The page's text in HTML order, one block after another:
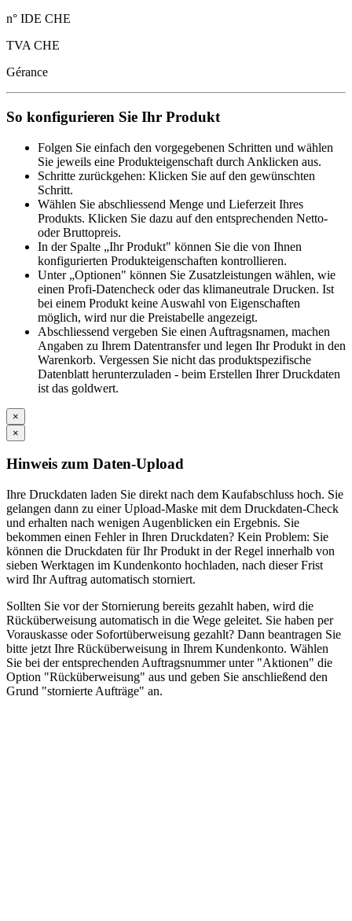
n° IDE CHE
TVA CHE
Gérance
So konfigurieren Sie Ihr Produkt
Folgen Sie einfach den vorgegebenen Schritten und wählen
Sie jeweils eine Produkteigenschaft durch Anklicken aus.
Schritte zurückgehen: Klicken Sie auf den gewünschten
Schritt.
Wählen Sie abschliessend Menge und Lieferzeit Ihres
Produkts. Klicken Sie dazu auf den entsprechenden Netto-
oder Bruttopreis.
In der Spalte „Ihr Produkt" können Sie die von Ihnen
konfigurierten Produkteigenschaften kontrollieren.
Unter „Optionen" können Sie Zusatzleistungen wählen, wie
einen Profi-Datencheck oder das klimaneutrale Drucken. Ist
bei einem Produkt keine Auswahl von Eigenschaften
möglich, wird nur die Preistabelle angezeigt.
Abschliessend vergeben Sie einen Auftragsnamen, machen
Angaben zu Ihrem Datentransfer und legen Ihr Produkt in den
Warenkorb. Vergessen Sie nicht das produktspezifische
Datenblatt herunterzuladen - beim Erstellen Ihrer Druckdaten
ist das goldwert.
×
×
Hinweis zum Daten-Upload
Ihre Druckdaten laden Sie direkt nach dem Kaufabschluss hoch. Sie
gelangen dann zu einer Upload-Maske mit dem Druckdaten-Check
und erhalten nach wenigen Augenblicken ein Ergebnis. Sie
bekommen einen Fehler in Ihren Druckdaten? Kein Problem: Sie
können die Druckdaten für Ihr Produkt in der Regel innerhalb von
sieben Werktagen im Kundenkonto hochladen, nach dieser Frist
wird Ihr Auftrag automatisch storniert.
Sollten Sie vor der Stornierung bereits gezahlt haben, wird die
Rücküberweisung automatisch in die Wege geleitet. Sie haben per
Vorauskasse oder Sofortüberweisung gezahlt? Dann beantragen Sie
bitte jetzt Ihre Rücküberweisung in Ihrem Kundenkonto. Wählen
Sie bei der entsprechenden Auftragsnummer unter "Aktionen" die
Option "Rücküberweisung" aus und geben Sie anschließend den
Grund "stornierte Aufträge" an.